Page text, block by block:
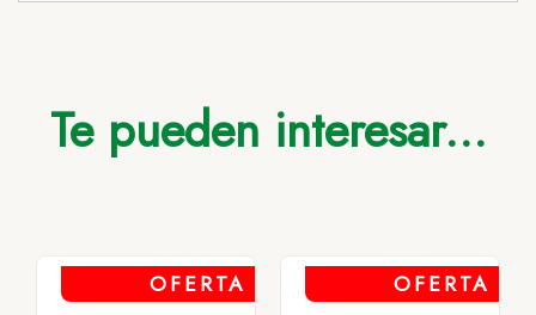
Te pueden interesar...
OFERTA OFERTA